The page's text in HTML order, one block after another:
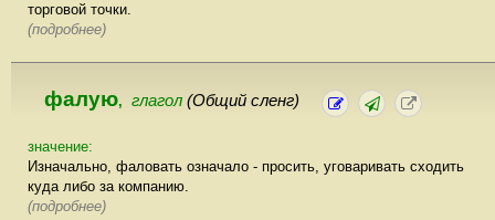
торговой точки.
(подробнее)
фалую, глагол (Общий сленг)
значение:
Изначально, фаловать означало - просить, уговаривать сходить
куда либо за компанию.
(подробнее)